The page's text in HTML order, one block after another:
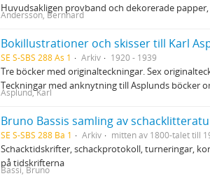
Huvudsakligen provband och dekorerade
Andersson, Bernhard
Bokillustrationer och skisser till Karl
SE S-SBS 288 As 1 Arkiv 1920 - 1939
Tre böcker med originalteckningar. Sex
Teckningar med anknytning till Asplunds böcker
Asplund, Karl
Bruno Bassis samling av
SE S-SBS 288 Ba 1 Arkiv mitten av 1800-talet till
Schacktidskrifter, schackprotokoll, turneringar,
på tidskrifterna
Bassi, Bruno